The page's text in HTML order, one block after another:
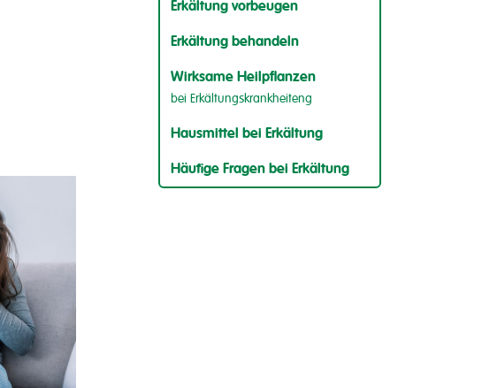
Erkältung vorbeugen
Erkältung behandeln
Wirksame Heilpflanzen
bei Erkältungskrankheiteng
Hausmittel bei Erkältung
Häufige Fragen bei Erkältung